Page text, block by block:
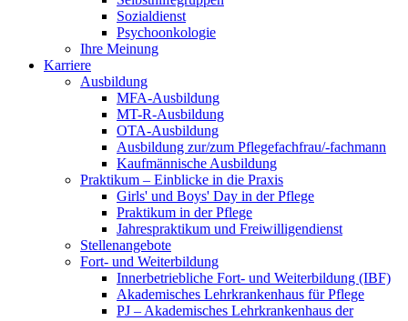
Sozialdienst
Psychoonkologie
Ihre Meinung
Karriere
Ausbildung
MFA-Ausbildung
MT-R-Ausbildung
OTA-Ausbildung
Ausbildung zur/zum Pflegefachfrau/-fachmann
Kaufmännische Ausbildung
Praktikum – Einblicke in die Praxis
Girls' und Boys' Day in der Pflege
Praktikum in der Pflege
Jahrespraktikum und Freiwilligendienst
Stellenangebote
Fort- und Weiterbildung
Innerbetriebliche Fort- und Weiterbildung (IBF)
Akademisches Lehrkrankenhaus für Pflege
PJ – Akademisches Lehrkrankenhaus der